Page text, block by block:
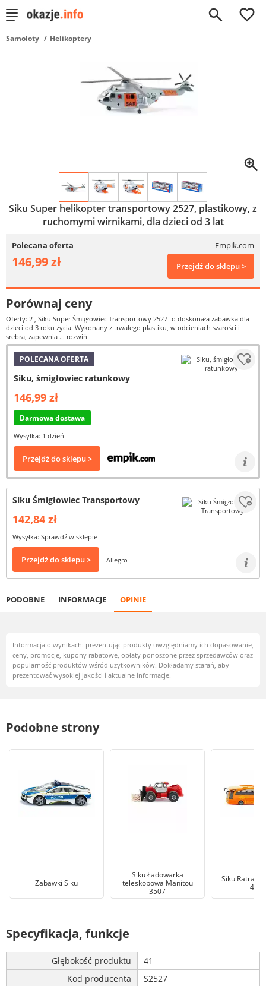
0
Samoloty Helikoptery
Siku Super helikopter transportowy 2527, plastikowy, z
ruchomymi wirnikami, dla dzieci od 3 lat
Polecana oferta Empik.com
146,99 zł Przejdź do sklepu >
Porównaj ceny
Oferty: 2 , Siku Super Śmigłowiec Transportowy 2527 to doskonała zabawka dla
dzieci od 3 roku życia. Wykonany z trwałego plastiku, w odcieniach szarości i
srebra, zapewnia ... rozwiń
POLECANA OFERTA
Siku, śmigłowiec ratunkowy
146,99 zł
Darmowa dostawa
Wysyłka: 1 dzień
Przejdź do sklepu >
Siku Śmigłowiec Transportowy
142,84 zł
Wysyłka: Sprawdź w sklepie
Przejdź do sklepu > Allegro
PODOBNE INFORMACJE OPINIE
Informacja o wynikach: prezentując produkty uwzględniamy ich dopasowanie,
ceny, promocje, kupony rabatowe, opłaty ponoszone przez sprzedawców oraz
popularność produktów wśród użytkowników. Dokładamy starań, aby
prezentować wysokiej jakości i aktualne informacje.
Podobne strony
Zabawki Siku
Siku Ładowarka
teleskopowa Manitou
3507
Siku Ratrak
4914
Specyfikacja, funkcje
Głębokość produktu
41
Kod producenta
S2527